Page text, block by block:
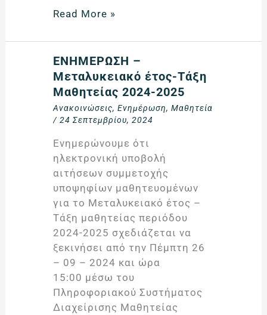
2024-
–
Μαθητείας
–
περιόδου
2024-
2025
Read More »
ΕΝΗΜΕΡΩΣΗ –
Μεταλυκειακό έτος-Τάξη
Μαθητείας 2024-2025
Ανακοινώσεις, Ενημέρωση, Μαθητεία
/ 24 Σεπτεμβρίου, 2024
Ενημερώνουμε ότι
ηλεκτρονική υποβολή
αιτήσεων συμμετοχής
υποψηφίων μαθητευομένων
για το Μεταλυκειακό έτος –
Τάξη μαθητείας περιόδου
2024-2025 σχεδιάζεται να
ξεκινήσει από την Πέμπτη 26
– 09 – 2024 και ώρα
15:00 μέσω του
Πληροφοριακού Συστήματος
Διαχείρισης Μαθητείας
ΕΝΗΜΕΡΩΣΗ
–
Μεταλυκειακό
έτος-
Τάξη
2024-
2025